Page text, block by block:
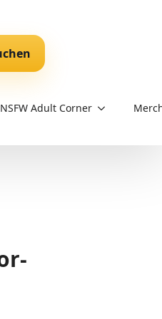
NSFW Adult Corner